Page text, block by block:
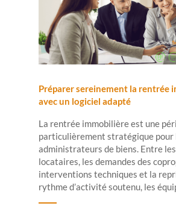
Préparer sereinement la rentrée
avec un logiciel adapté
La rentrée immobilière est une
particulièrement stratégique pour
administrateurs de biens. Entre
locataires, les demandes des
interventions techniques et la
rythme d’activité soutenu, les